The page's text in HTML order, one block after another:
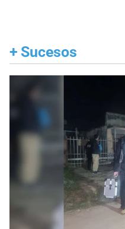
+ Sucesos